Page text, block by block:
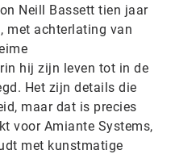
Neill Bassett tien jaar
met achterlating van
hij zijn leven tot in de
Het zijn details die
maar dat is precies
voor Amiante Systems,
met kunstmatige